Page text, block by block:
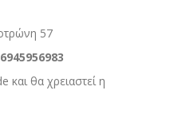
57
6945956983
και θα χρειαστεί η